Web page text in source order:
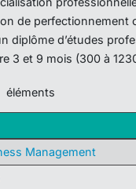
de
diplôme d’études
3 et 9 mois (300 à
éléments
Management